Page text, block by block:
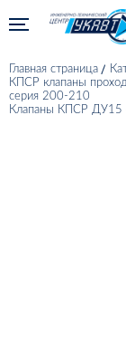
Главная страница
КПСР клапаны
серия 200-210
Клапаны КПСР ДУ15